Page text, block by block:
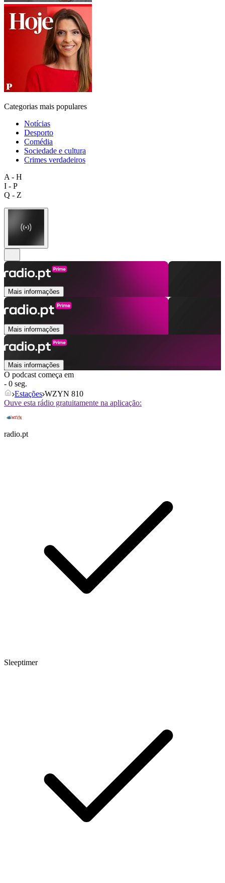
Categorias mais populares
Notícias
Desporto
Comédia
Sociedade e cultura
Crimes verdadeiros
A - H
I - P
Q - Z
Mais informações
Mais informações
Mais informações
O podcast começa em
- 0 seg.
Estações WZYN 810
Ouve esta rádio gratuitamente na aplicação:
radio.pt
Sleeptimer